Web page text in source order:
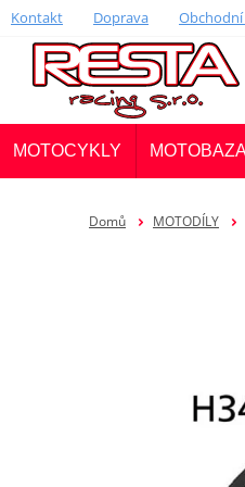
Kontakt Doprava
MOTOCYKLY
Domů MOTODÍLY